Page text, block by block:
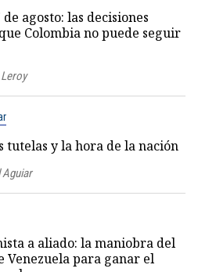
agosto: las decisiones
Colombia no puede seguir
tutelas y la hora de la nación
Aguiar
a aliado: la maniobra del
Venezuela para ganar el